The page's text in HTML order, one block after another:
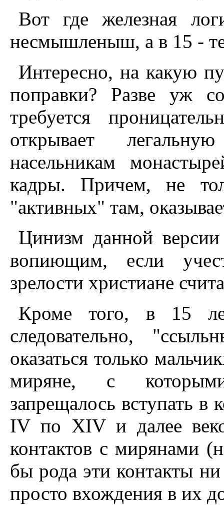
Вот где железная
несмышленыш, а в 15 -
Интересно, на какую
поправки? Разве уж
требуется
открывает
насельникам
кадры. Причем, не
"активных" там,
Цинизм данной версии
вопиющим, если
зрелости христиане
Кроме того, в 15
следовательно,
оказаться только
миряне, с
запрещалось вступать в
IV по ХIV и далее
контактов с мирянами
бы рода эти контакты
просто вхождения в их